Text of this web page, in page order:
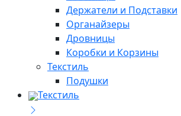
Держатели и Подставки
Органайзеры
Дровницы
Коробки и Корзины
Текстиль
Подушки
Текстиль